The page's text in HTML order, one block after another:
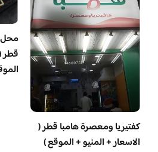
‏كفتيريا ومعصرة هامبا قطر (
الاسعار + المنيو + الموقع )
محل
قطر